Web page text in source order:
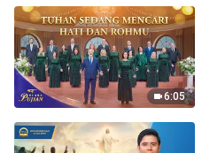
6:05